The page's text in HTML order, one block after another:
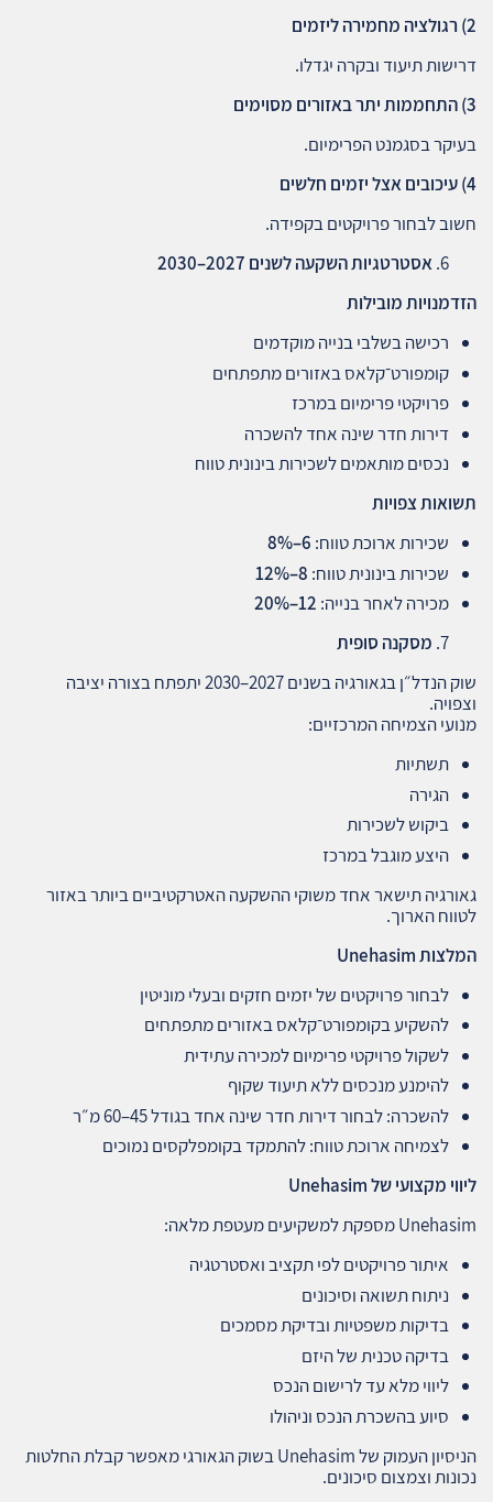
2) רגולציה מחמירה ליזמים
דרישות תיעוד ובקרה יגדלו.
3) התחממות יתר באזורים מסוימים
בעיקר בסגמנט הפרימיום.
4) עיכובים אצל יזמים חלשים
חשוב לבחור פרויקטים בקפידה.
אסטרטגיות השקעה לשנים 2027–2030
הזדמנויות מובילות
רכישה בשלבי בנייה מוקדמים
קומפורט־קלאס באזורים מתפתחים
פרויקטי פרימיום במרכז
דירות חדר שינה אחד להשכרה
נכסים מותאמים לשכירות בינונית טווח
תשואות צפויות
שכירות ארוכת טווח: 6–8%
שכירות בינונית טווח: 8–12%
מכירה לאחר בנייה: 12–20%
מסקנה סופית
שוק הנדל״ן בגאורגיה בשנים 2027–2030 יתפתח בצורה יציבה
וצפויה.
מנועי הצמיחה המרכזיים:
תשתיות
הגירה
ביקוש לשכירות
היצע מוגבל במרכז
גאורגיה תישאר אחד משוקי ההשקעה האטרקטיביים ביותר באזור
לטווח הארוך.
המלצות
לבחור פרויקטים של יזמים חזקים ובעלי מוניטין
להשקיע בקומפורט־קלאס באזורים מתפתחים
לשקול פרויקטי פרימיום למכירה עתידית
להימנע מנכסים ללא תיעוד שקוף
להשכרה: לבחור דירות חדר שינה אחד בגודל 45–60 מ״ר
לצמיחה ארוכת טווח: להתמקד בקומפלקסים נמוכים
ליווי מקצועי של
Unehasim מספקת למשקיעים מעטפת מלאה:
איתור פרויקטים לפי תקציב ואסטרטגיה
ניתוח תשואה וסיכונים
בדיקות משפטיות ובדיקת מסמכים
בדיקה טכנית של היזם
ליווי מלא עד לרישום הנכס
סיוע בהשכרת הנכס וניהולו
הניסיון העמוק של Unehasim בשוק הגאורגי מאפשר קבלת החלטות
נכונות וצמצום סיכונים.